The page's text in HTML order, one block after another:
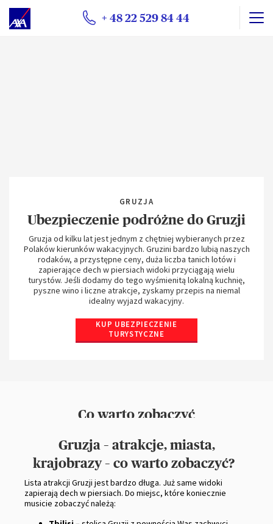
+ 48 22 529 84 44
GRUZJA
Ubezpieczenie podróżne do Gruzji
Gruzja od kilku lat jest jednym z chętniej wybieranych przez
Polaków kierunków wakacyjnych. Gruzini bardzo lubią naszych
rodaków, a przystępne ceny, duża liczba tanich lotów i
zapierające dech w piersiach widoki przyciągają wielu
turystów. Jeśli dodamy do tego wyśmienitą lokalną kuchnię,
pyszne wino i liczne atrakcje, zyskamy przepis na niemal
idealny wyjazd wakacyjny.
KUP UBEZPIECZENIE
TURYSTYCZNE
Co warto zobaczyć
Gruzja – atrakcje, miasta,
krajobrazy – co warto zobaczyć?
Lista atrakcji Gruzji jest bardzo długa. Już same widoki
zapierają dech w piersiach. Do miejsc, które koniecznie
musicie zobaczyć należą:
niezbędne) są umieszczane podczas przeglądania
strony internetowej. Opcjonalne pliki cookie mogą być
umieszczane przez AXA Partners lub dostawców
zewnętrznych w celach wymienionych poniżej.
Użytkownik ma możliwość
zaakceptowania